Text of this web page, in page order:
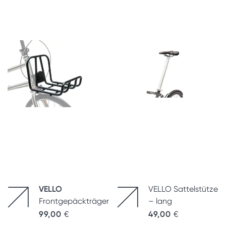
VELLO
Frontgepäckträger
99,00 €
VELLO Sattelstütze
– lang
49,00 €